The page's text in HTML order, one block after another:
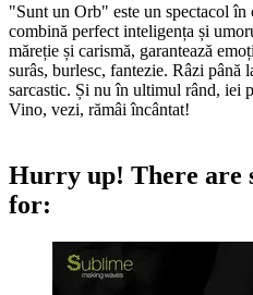
"Sunt un Orb" este un spectacol
combină perfect inteligența și
măreție și carismă, garantează
surâs, burlesc, fantezie. Râzi până
sarcastic. Și nu în ultimul rând, iei
Vino, vezi, rămâi încântat!
Hurry up! There are
for: